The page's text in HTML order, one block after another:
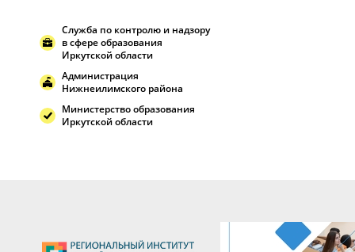
Служба по контролю и надзору
в сфере образования
Иркутской области
Администрация
Нижнеилимского района
Министерство образования
Иркутской области